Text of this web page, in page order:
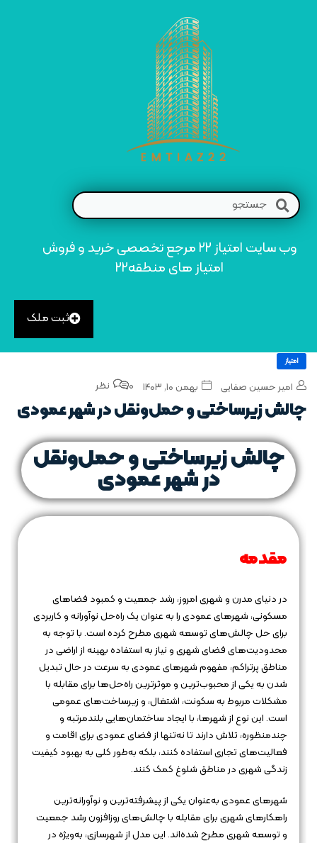
وب سایت امتیاز 22 مرجع تخصصی خرید و فروش
امتیاز های منطقه22
ثبت ملک
امتیاز
امیر حسین صفایی بهمن ۱۰, ۱۴۰۳ 0 نظر
چالش‌ زیرساختی و حمل‌ونقل در شهر عمودی
چالش‌ زیرساختی و حمل‌ونقل
در شهر عمودی
مقدمه
در دنیای مدرن و شهری امروز، رشد جمعیت و کمبود فضاهای
مسکونی، شهرهای عمودی را به عنوان یک راه‌حل نوآورانه و کاربردی
برای حل چالش‌های توسعه شهری مطرح کرده است. با توجه به
محدودیت‌های فضای شهری و نیاز به استفاده بهینه از اراضی در
مناطق پرتراکم، مفهوم شهرهای عمودی به سرعت در حال تبدیل
شدن به یکی از محبوب‌ترین و موثرترین راه‌حل‌ها برای مقابله با
مشکلات مربوط به سکونت، اشتغال، و زیرساخت‌های عمومی
است. این نوع از شهرها، با ایجاد ساختمان‌هایی بلندمرتبه و
چندمنظوره، تلاش دارند تا نه‌تنها از فضای عمودی برای اقامت و
فعالیت‌های تجاری استفاده کنند، بلکه به‌طور کلی به بهبود کیفیت
زندگی شهری در مناطق شلوغ کمک کنند.
شهرهای عمودی به‌عنوان یکی از پیشرفته‌ترین و نوآورانه‌ترین
راهکارهای شهری برای مقابله با چالش‌های روزافزون رشد جمعیت
و توسعه شهری مطرح شده‌اند. این مدل از شهرسازی، به‌ویژه در